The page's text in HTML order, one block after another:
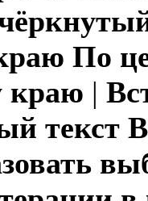
По
краю |
текст